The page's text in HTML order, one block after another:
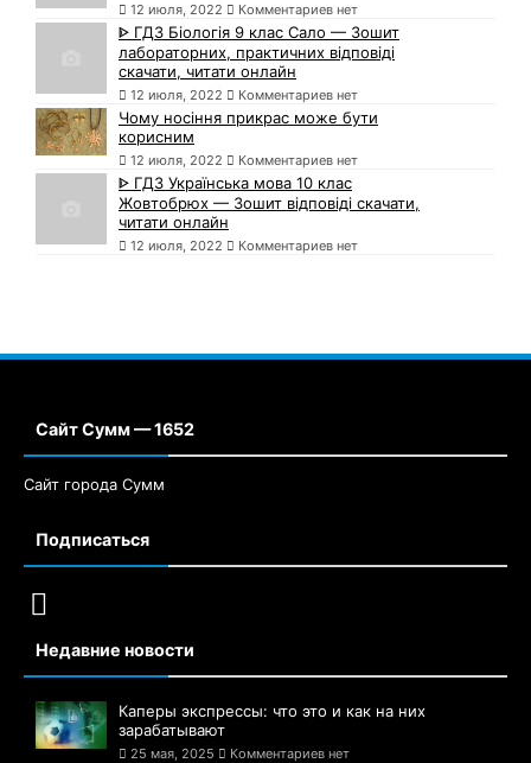
12 июля, 2022 Комментариев нет
ᐈ ГДЗ Біологія 9 клас Сало — Зошит
лабораторних, практичних відповіді
скачати, читати онлайн
12 июля, 2022 Комментариев нет
Чому носіння прикрас може бути
корисним
12 июля, 2022 Комментариев нет
ᐈ ГДЗ Українська мова 10 клас
Жовтобрюх — Зошит відповіді скачати,
читати онлайн
12 июля, 2022 Комментариев нет
Сайт Сумм — 1652
Сайт города Сумм
Подписаться
Недавние новости
Каперы экспрессы: что это и как на них
зарабатывают
25 мая, 2025 Комментариев нет